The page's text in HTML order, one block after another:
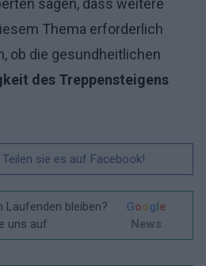
sagen, dass weitere
Thema erforderlich
ob die gesundheitlichen
des Treppensteigens
sie es auf Facebook!
Laufenden bleiben?
uns auf
Google
News